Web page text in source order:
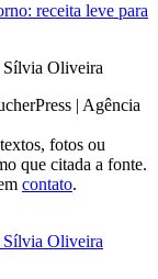
receita leve para
| Agência
fotos ou
que citada a fonte.
contato.